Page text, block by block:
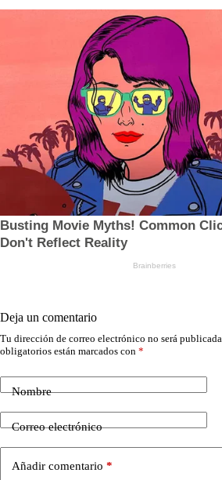
Deja un comentario
Tu dirección de correo electrónico no será publicada.
obligatorios están marcados con *
Nombre
Correo electrónico
Añadir comentario *